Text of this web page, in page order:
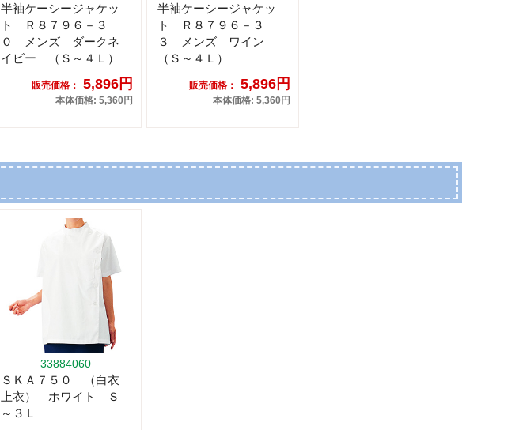
半袖ケーシージャケッ
ト Ｒ８７９６－３
０ メンズ ダークネ
イビー （Ｓ～４Ｌ）
販売価格： 5,896円
本体価格: 5,360円
半袖ケーシージャケッ
ト Ｒ８７９６－３
３ メンズ ワイン
（Ｓ～４Ｌ）
販売価格： 5,896円
本体価格: 5,360円
33884060
ＳＫＡ７５０ （白衣
上衣） ホワイト Ｓ
～３Ｌ